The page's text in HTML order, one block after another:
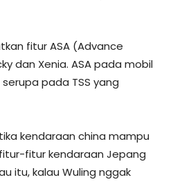
fitur ASA (Advance
dan Xenia. ASA pada mobil
pada TSS yang
kendaraan china mampu
fitur kendaraan Jepang
itu, kalau Wuling nggak